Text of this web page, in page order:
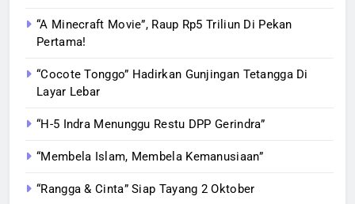
“A Minecraft Movie”, Raup Rp5 Triliun Di Pekan
Pertama!
“Cocote Tonggo” Hadirkan Gunjingan Tetangga Di
Layar Lebar
“H-5 Indra Menunggu Restu DPP Gerindra”
“Membela Islam, Membela Kemanusiaan”
“Rangga & Cinta” Siap Tayang 2 Oktober